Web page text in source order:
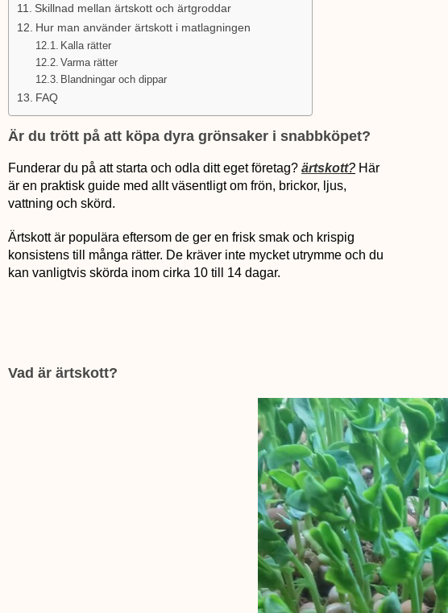
Skillnad mellan ärtskott och ärtgroddar
Hur man använder ärtskott i matlagningen
Kalla rätter
Varma rätter
Blandningar och dippar
FAQ
Är du trött på att köpa dyra grönsaker i snabbköpet?
Funderar du på att starta och odla ditt eget företag? ärtskott? Här
är en praktisk guide med allt väsentligt om frön, brickor, ljus,
vattning och skörd.
Ärtskott är populära eftersom de ger en frisk smak och krispig
konsistens till många rätter. De kräver inte mycket utrymme och du
kan vanligtvis skörda inom cirka 10 till 14 dagar.
Vad är ärtskott?